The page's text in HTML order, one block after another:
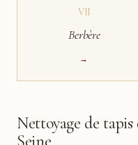
VII
Berbère
→
Nettoyage de
Seine